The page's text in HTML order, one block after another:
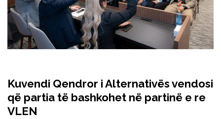
Kuvendi Qendror i Alternativës vendosi
që partia të bashkohet në partinë e re
VLEN